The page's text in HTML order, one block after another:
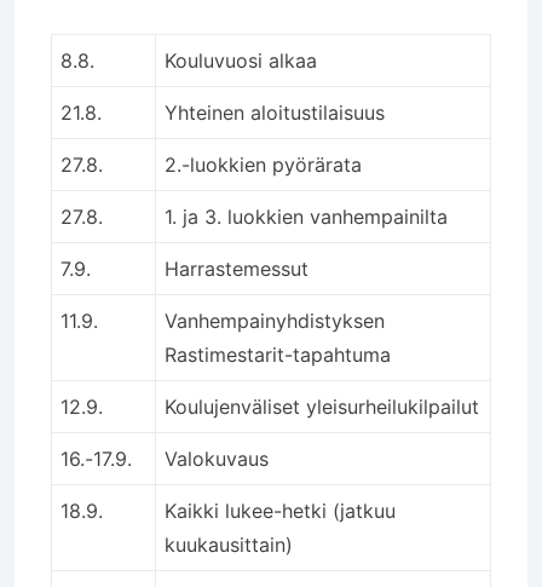
8.8. Kouluvuosi alkaa
21.8. Yhteinen aloitustilaisuus
27.8. 2.-luokkien pyörärata
27.8. 1. ja 3. luokkien vanhempainilta
7.9. Harrastemessut
11.9.
Vanhempainyhdistyksen
Rastimestarit-tapahtuma
12.9. Koulujenväliset yleisurheilukilpailut
16.-17.9. Valokuvaus
18.9.
Kaikki lukee-hetki (jatkuu
kuukausittain)